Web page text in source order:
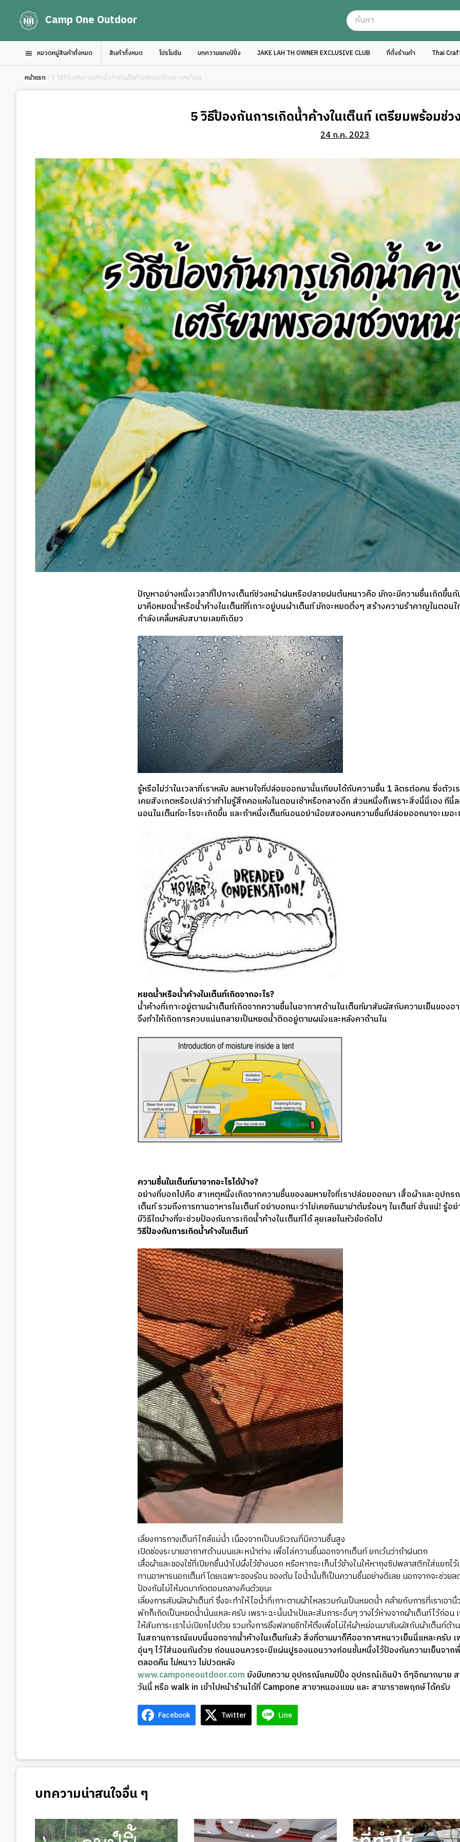
Camp One Outdoor
หมวดหมู่สินค้าทั้งหมด สินค้าทั้งหมด โปรโมชัน บทความแคมป์ปิ้ง JAKE LAH TH OWNER EXCLUSIVE CLUB ที่ตั้งร้านค้า Thai
หน้าแรก / 5 วิธีป้องกันการเกิดน้ำค้างในเต็นท์ เตรียมพร้อมช่วงหน้าฝน
5 วิธีป้องกันการเกิดน้ำค้างในเต็นท์ เตรียมพร้อมช่
24 ก.ค. 2023
ปัญหาอย่างหนึ่งเวลาที่ไปกางเต็นท์ช่วงหน้าฝนหรือปลายฝนต้นหนาวคือ มักจะมีความชื้นเกิดขึ้น
มาคือหยดน้ำหรือน้ำค้างในเต็นท์ที่เกาะอยู่บนผ้าเต็นท์ มักจะหยดติ๋งๆ สร้างความรำคาญในตอนใ
กำลังเคลิ้มหลับสบายเลยทีเดียว
รู้หรือไม่ว่าในเวลาที่เราหลับ ลมหายใจที่ปล่อยออกมานั้นเทียบได้กับความชื้น 1 ลิตรต่อคน ซึ่งตัว
เคยสังเกตหรือเปล่าว่าทำไมรู้สึกคอแห้งในตอนเช้าหรือกลางดึก ส่วนหนึ่งก็เพราะสิ่งนี้นี่เอง ที
นอนในเต็นท์อะไรจะเกิดขึ้น และถ้าหนึ่งเต็นท์นอนอย่าน้อยสองคนความชื้นที่ปล่อยออกมาจะเยอ
หยดน้ำหรือน้ำค้างในเต็นท์เกิดจากอะไร?
น้ำค้างที่เกาะอยู่ตามผ้าเต็นท์เกิดจากความชื้นในอากาศด้านในเต็นท์มาสัมผัสกับความเย็นของ
จึงทำให้เกิดการควบแน่นกลายเป็นหยดน้ำติดอยู่ตามผนังและหลังคาด้านใน
ความชื้นในเต็นท์มาจากอะไรได้บ้าง?
อย่างที่บอกไปคือ สาเหตุหนึ่งเกิดจากความชื้นของลมหายใจที่เราปล่อยออกมา เสื้อผ้าและอุปก
เต็นท์ รวมถึงการทานอาหารในเต็นท์ อย่าบอกนะว่าไม่เคยกินมาม่าต้มร้อนๆ ในเต็นท์ ฮั่นแน่! รู้อย่
มีวิธีใดบ้างที่จะช่วยป้องกันการเกิดน้ำค้างในเต็นท์ได้ ลุยเลยในหัวข้อถัดไป
วิธีป้องกันการเกิดน้ำค้างในเต็นท์
เลี่ยงการกางเต็นท์ใกล้แม่น้ำ เนื่องจากเป็นบริเวณที่มีความชื้นสูง
เปิดช่องระบายอากาศด้านบนและหน้าต่าง เพื่อไล่ความชื้นออกจากเต็นท์ ยกเว้นว่าถ้าฝนตก
เสื้อผ้าและของใช้ที่เปียกชื้นนำไปผึ่งไว้ข้างนอก หรือหากจะเก็บไว้ข้างในให้หาถุงซิปพลาสติกใส่แยกไ
ทานอาหารนอกเต็นท์ โดยเฉพาะของร้อน ของต้ม ไอน้ำนั้นก็เป็นความชื้นอย่างดีเลย นอกจากจะช่วย
ป้องกันไม่ให้มดมากัดตอนกลางคืนด้วยนะ
เลี่ยงการสัมผัสผ้าเต็นท์ ซึ่งจะทำให้ไอน้ำที่เกาะตามผ้าไหลรวมกันเป็นหยดน้ำ คล้ายกับการที่เราเอา
พักก็เกิดเป็นหยดน้ำนั่นแหละครับ เพราะฉะนั้นนำเป้และสัมภาระอื่นๆ วางไว้ห่างจากผ้าเต็นท์ไว้ก่อน
ให้สัมภาระเราไม่เปียกไปด้วย รวมทั้งการขึงฟลายชีทให้ตึงเพื่อไม่ให้ผ้าหย่อนมาสัมผัสกับผ้าเต็นท์ด้า
ในสถานการณ์แบบนี้นอกจากน้ำค้างในเต็นท์แล้ว สิ่งที่ตามมาก็คืออากาศหนาวเย็นนี่แหละครับ เ
อุ่นๆ ไว้ใส่นอนกันด้วย ก่อนนอนควรจะมีแผ่นปูรองนอนวางก่อนชั้นหนึ่งไว้ป้องกันความเย็นจาก
ตลอดคืน ไม่หนาว ไม่ปวดหลัง
www.camponeoutdoor.com ยังมีบทความ อุปกรณ์แคมป์ปิ้ง อุปกรณ์เดินป่า ดีๆอีกมากมาย
วันนี้ หรือ walk in เข้าไปหน้าร้านได้ที่ Campone สาขาหนองแขม และ สาขาราชพฤกษ์ ได้ครับ
Facebook Twitter Line
บทความน่าสนใจอื่น ๆ